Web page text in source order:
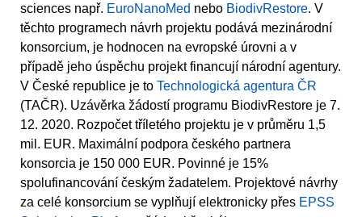
sciences např. EuroNanoMed nebo BiodivRestore. V
těchto programech návrh projektu podává mezinárodní
konsorcium, je hodnocen na evropské úrovni a v
případě jeho úspěchu projekt financují národní agentury.
V České republice je to Technologická agentura ČR
(TAČR). Uzávěrka žádostí programu BiodivRestore je 7.
12. 2020. Rozpočet tříletého projektu je v průměru 1,5
mil. EUR. Maximální podpora českého partnera
konsorcia je 150 000 EUR. Povinné je 15%
spolufinancování českým žadatelem. Projektové návrhy
za celé konsorcium se vyplňují elektronicky přes EPSS